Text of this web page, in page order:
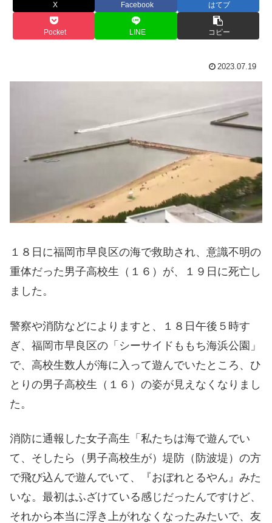
X Facebook はてブ
Pocket LINE コピー
2023.07.19
１８日に福岡市早良区の海で救助され、意識不明の
重体だった男子高校生（１６）が、１９日に死亡し
ました。
警察や消防などによりますと、１８日午後５時す
ぎ、福岡市早良区の「シーサイドももち海浜公園」
で、高校生数人が海に入って遊んでいたところ、ひ
とりの男子高校生（１６）の姿が見えなくなりまし
た。
消防に通報した女子高生「私たちは海で遊んでい
て、そしたら（男子高校生が）堤防（防波堤）の方
で飛び込んで遊んでいて、『おぼれとるやん』みた
いな。最初はふざけている感じだったんですけど、
それから本当に浮き上がれなくなったみたいで、友